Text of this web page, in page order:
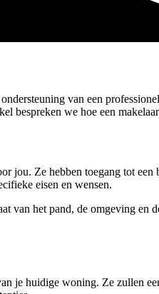
van een
bespreken we hoe een
jou. Ze hebben toegang tot
eisen en wensen.
van het pand, de omgeving
je huidige woning. Ze zullen